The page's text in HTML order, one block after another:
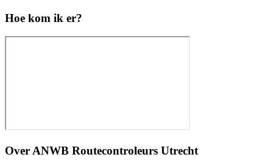
Hoe kom ik er?
Over ANWB Routecontroleurs Utrecht